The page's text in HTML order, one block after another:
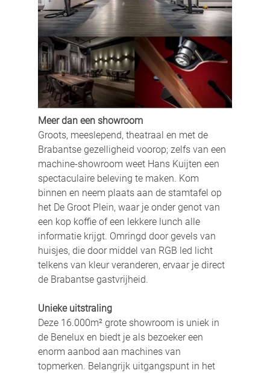
Meer dan een showroom
Groots, meeslepend, theatraal en met de
Brabantse gezelligheid voorop; zelfs van een
machine-showroom weet Hans Kuijten een
spectaculaire beleving te maken. Kom
binnen en neem plaats aan de stamtafel op
het De Groot Plein, waar je onder genot van
een kop koffie of een lekkere lunch alle
informatie krijgt. Omringd door gevels van
huisjes, die door middel van RGB led licht
telkens van kleur veranderen, ervaar je direct
de Brabantse gastvrijheid.
Unieke uitstraling
Deze 16.000m² grote showroom is uniek in
de Benelux en biedt je als bezoeker een
enorm aanbod aan machines van
topmerken. Belangrijk uitgangspunt in het